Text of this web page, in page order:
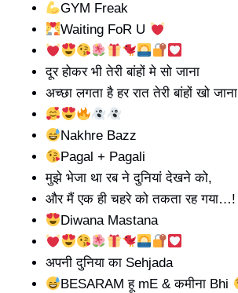
GYM Freak
Waiting FoR U
दूर होकर भी तेरी बांहों मे सो जाना
अच्छा लगता है हर रात तेरी बांहों खो जाना
Nakhre Bazz
Pagal + Pagali
मुझे भेजा था रब ने दुनियां देखने को,
और मैं एक ही चहरे को तकता रह गया…!
Diwana Mastana
अपनी दुनिया का Sehjada
BESARAM हू mE & कमीना Bhi